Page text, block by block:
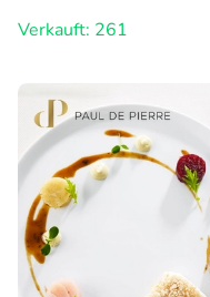
Verkauft: 261